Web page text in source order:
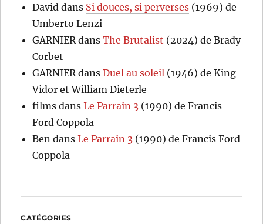
David dans Si douces, si perverses (1969) de
Umberto Lenzi
GARNIERdansThe Brutalist (2024) de Brady
Corbet
GARNIERdansDuel au soleil (1946) de King
Vidor et William Dieterle
films dansLe Parrain 3 (1990) de Francis
Ford Coppola
Ben dansLe Parrain 3 (1990) de Francis Ford
Coppola
CATÉGORIES